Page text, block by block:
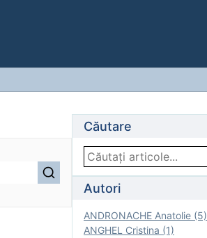
Căutare
Autori
ANDRONACHE Anatolie (5)
ANGHEL Cristina (1)